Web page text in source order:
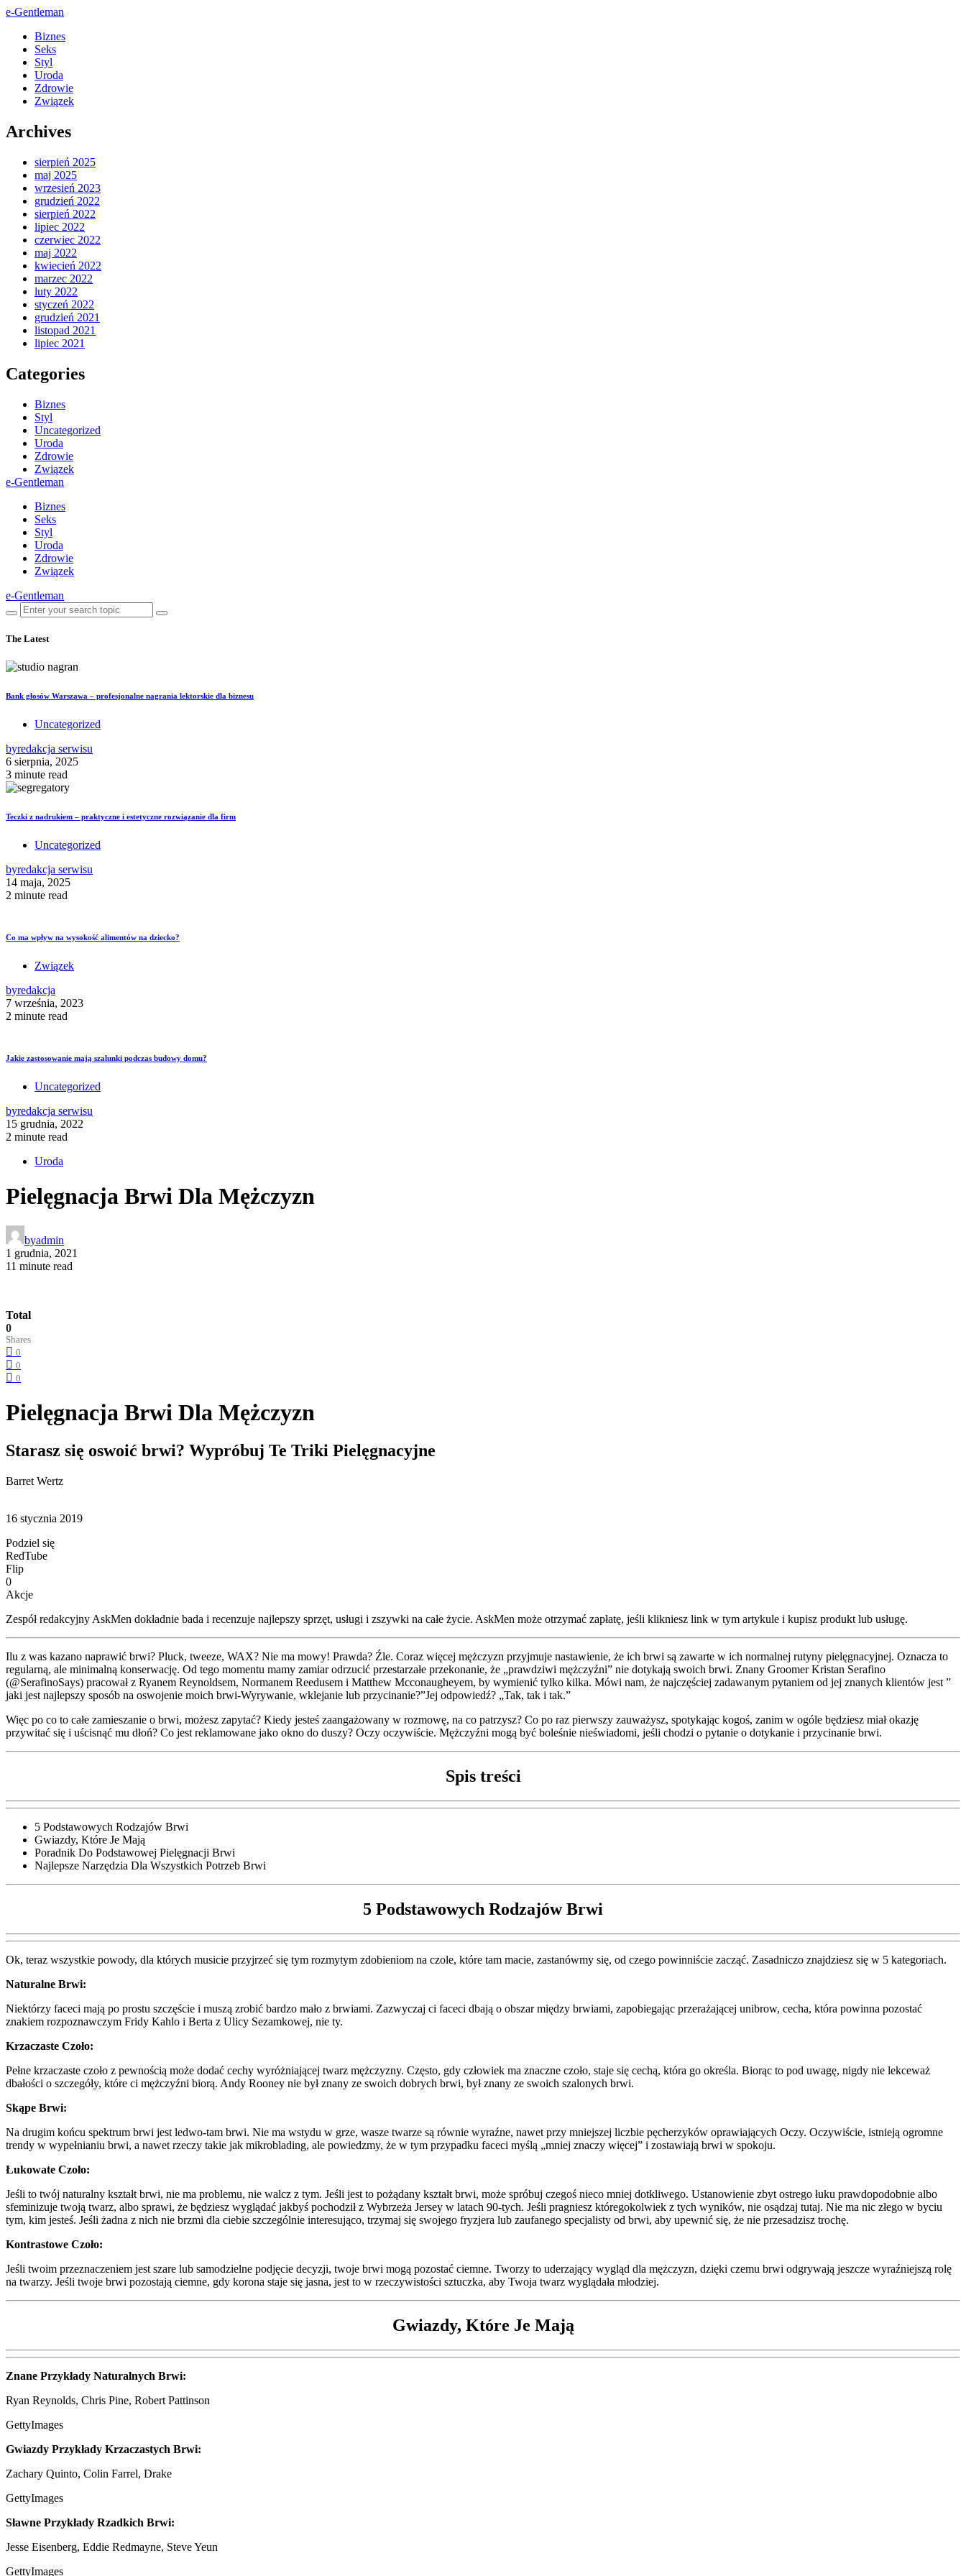
e-Gentleman
Biznes
Seks
Styl
Uroda
Zdrowie
Związek
Archives
sierpień 2025
maj 2025
wrzesień 2023
grudzień 2022
sierpień 2022
lipiec 2022
czerwiec 2022
maj 2022
kwiecień 2022
marzec 2022
luty 2022
styczeń 2022
grudzień 2021
listopad 2021
lipiec 2021
Categories
Biznes
Styl
Uncategorized
Uroda
Zdrowie
Związek
e-Gentleman
Biznes
Seks
Styl
Uroda
Zdrowie
Związek
e-Gentleman
The Latest
Bank głosów Warszawa – profesjonalne nagrania lektorskie dla biznesu
Uncategorized
byredakcja serwisu
6 sierpnia, 2025
3 minute read
Teczki z nadrukiem – praktyczne i estetyczne rozwiązanie dla firm
Uncategorized
byredakcja serwisu
14 maja, 2025
2 minute read
Co ma wpływ na wysokość alimentów na dziecko?
Związek
byredakcja
7 września, 2023
2 minute read
Jakie zastosowanie mają szalunki podczas budowy domu?
Uncategorized
byredakcja serwisu
15 grudnia, 2022
2 minute read
Uroda
Pielęgnacja Brwi Dla Mężczyzn
byadmin
1 grudnia, 2021
11 minute read
Total
0
Shares
0
0
0
Pielęgnacja Brwi Dla Mężczyzn
Starasz się oswoić brwi? Wypróbuj Te Triki Pielęgnacyjne
Barret Wertz
16 stycznia 2019
Podziel się
RedTube
Flip
0
Akcje
Zespół redakcyjny AskMen dokładnie bada i recenzuje najlepszy sprzęt, usługi i zszywki na całe życie. AskMen może otrzymać zapłatę, jeśli klikniesz link w tym artykule i kupisz produkt lub usługę.
Ilu z was kazano naprawić brwi? Pluck, tweeze, WAX? Nie ma mowy! Prawda? Źle. Coraz więcej mężczyzn przyjmuje nastawienie, że ich brwi są zawarte w ich normalnej rutyny pielęgnacyjnej. Oznacza to
regularną, ale minimalną konserwację. Od tego momentu mamy zamiar odrzucić przestarzałe przekonanie, że „prawdziwi mężczyźni” nie dotykają swoich brwi. Znany Groomer Kristan Serafino
(@SerafinoSays) pracował z Ryanem Reynoldsem, Normanem Reedusem i Matthew Mcconaugheyem, by wymienić tylko kilka. Mówi nam, że najczęściej zadawanym pytaniem od jej znanych klientów jest ”
jaki jest najlepszy sposób na oswojenie moich brwi-Wyrywanie, wklejanie lub przycinanie?”Jej odpowiedź? „Tak, tak i tak.”
Więc po co to całe zamieszanie o brwi, możesz zapytać? Kiedy jesteś zaangażowany w rozmowę, na co patrzysz? Co po raz pierwszy zauważysz, spotykając kogoś, zanim w ogóle będziesz miał okazję
przywitać się i uścisnąć mu dłoń? Co jest reklamowane jako okno do duszy? Oczy oczywiście. Mężczyźni mogą być boleśnie nieświadomi, jeśli chodzi o pytanie o dotykanie i przycinanie brwi.
Spis treści
5 Podstawowych Rodzajów Brwi
Gwiazdy, Które Je Mają
Poradnik Do Podstawowej Pielęgnacji Brwi
Najlepsze Narzędzia Dla Wszystkich Potrzeb Brwi
5 Podstawowych Rodzajów Brwi
Ok, teraz wszystkie powody, dla których musicie przyjrzeć się tym rozmytym zdobieniom na czole, które tam macie, zastanówmy się, od czego powinniście zacząć. Zasadniczo znajdziesz się w 5 kategoriach.
Naturalne Brwi:
Niektórzy faceci mają po prostu szczęście i muszą zrobić bardzo mało z brwiami. Zazwyczaj ci faceci dbają o obszar między brwiami, zapobiegając przerażającej unibrow, cecha, która powinna pozostać
znakiem rozpoznawczym Fridy Kahlo i Berta z Ulicy Sezamkowej, nie ty.
Krzaczaste Czoło:
Pełne krzaczaste czoło z pewnością może dodać cechy wyróżniającej twarz mężczyzny. Często, gdy człowiek ma znaczne czoło, staje się cechą, która go określa. Biorąc to pod uwagę, nigdy nie lekceważ
dbałości o szczegóły, które ci mężczyźni biorą. Andy Rooney nie był znany ze swoich dobrych brwi, był znany ze swoich szalonych brwi.
Skąpe Brwi:
Na drugim końcu spektrum brwi jest ledwo-tam brwi. Nie ma wstydu w grze, wasze twarze są równie wyraźne, nawet przy mniejszej liczbie pęcherzyków oprawiających Oczy. Oczywiście, istnieją ogromne
trendy w wypełnianiu brwi, a nawet rzeczy takie jak mikroblading, ale powiedzmy, że w tym przypadku faceci myślą „mniej znaczy więcej” i zostawiają brwi w spokoju.
Łukowate Czoło:
Jeśli to twój naturalny kształt brwi, nie ma problemu, nie walcz z tym. Jeśli jest to pożądany kształt brwi, może spróbuj czegoś nieco mniej dotkliwego. Ustanowienie zbyt ostrego łuku prawdopodobnie albo
sfeminizuje twoją twarz, albo sprawi, że będziesz wyglądać jakbyś pochodził z Wybrzeża Jersey w latach 90-tych. Jeśli pragniesz któregokolwiek z tych wyników, nie osądzaj tutaj. Nie ma nic złego w byciu
tym, kim jesteś. Jeśli żadna z nich nie brzmi dla ciebie szczególnie interesująco, trzymaj się swojego fryzjera lub zaufanego specjalisty od brwi, aby upewnić się, że nie przesadzisz trochę.
Kontrastowe Czoło:
Jeśli twoim przeznaczeniem jest szare lub samodzielne podjęcie decyzji, twoje brwi mogą pozostać ciemne. Tworzy to uderzający wygląd dla mężczyzn, dzięki czemu brwi odgrywają jeszcze wyraźniejszą rolę
na twarzy. Jeśli twoje brwi pozostają ciemne, gdy korona staje się jasna, jest to w rzeczywistości sztuczka, aby Twoja twarz wyglądała młodziej.
Gwiazdy, Które Je Mają
Znane Przykłady Naturalnych Brwi:
Ryan Reynolds, Chris Pine, Robert Pattinson
GettyImages
Gwiazdy Przykłady Krzaczastych Brwi:
Zachary Quinto, Colin Farrel, Drake
GettyImages
Sławne Przykłady Rzadkich Brwi:
Jesse Eisenberg, Eddie Redmayne, Steve Yeun
GettyImages